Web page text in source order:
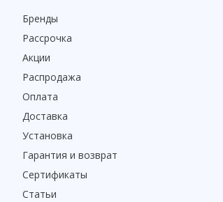
Бренды
Рассрочка
Акции
Распродажа
Оплата
Доставка
Установка
Гарантия и возврат
Сертификаты
Статьи